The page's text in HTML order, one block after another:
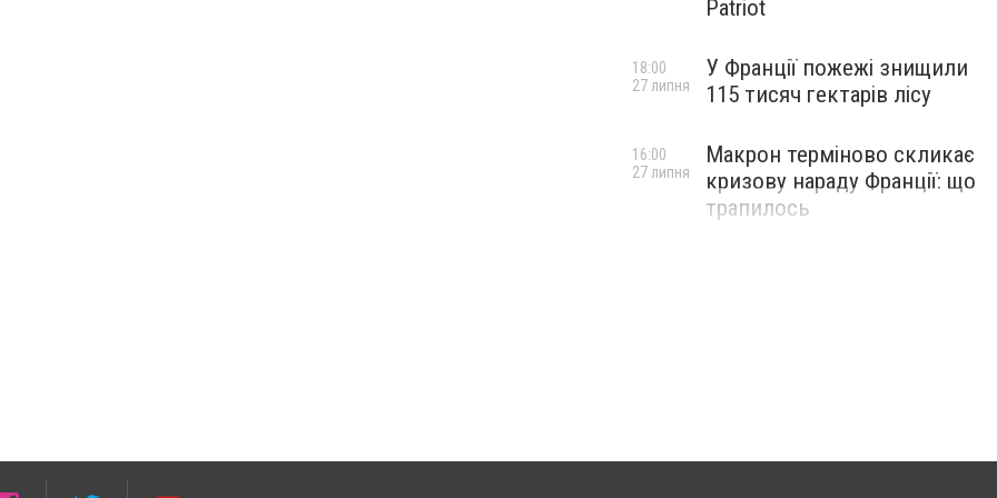
Patriot
У Франції пожежі знищили
115 тисяч гектарів лісу
18:00
27 липня
Макрон терміново скликає
кризову нараду Франції: що
трапилось
16:00
27 липня